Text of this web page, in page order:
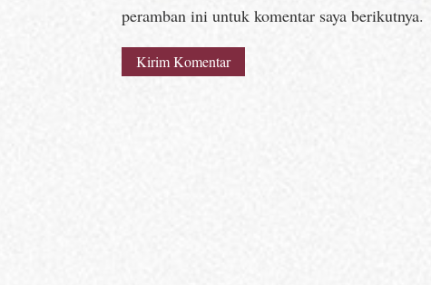
peramban ini untuk komentar saya berikutnya.